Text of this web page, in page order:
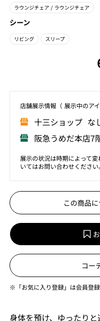
ラウンジチェア / ラウンジチェア
シーン
リビング スリープ
店舗展⽰情報（ 展⽰中のア
⼗三ショップ な
阪急うめだ本店7
展示の状況は時期によって
いてはお問い合わせください。
この商品
コー
※「お気に入り登録」は会員登録
身体を預け、ゆったり